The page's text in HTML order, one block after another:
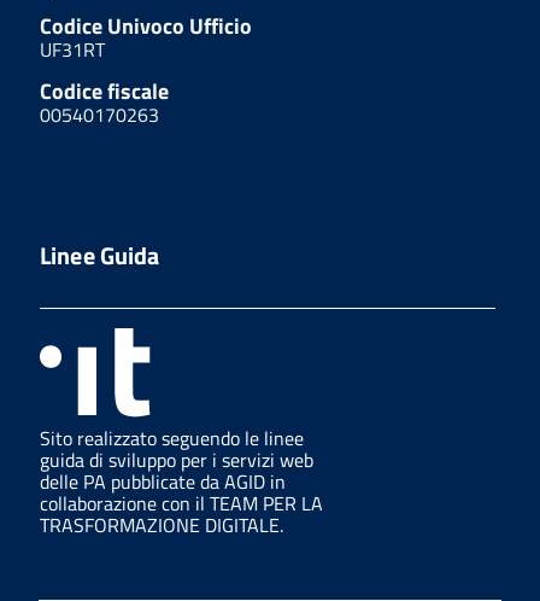
Codice Univoco Ufficio
UF31RT
Codice fiscale
00540170263
Linee Guida
Sito realizzato seguendo le linee
guida di sviluppo per i servizi web
delle PA pubblicate da AGID in
collaborazione con il TEAM PER LA
TRASFORMAZIONE DIGITALE.